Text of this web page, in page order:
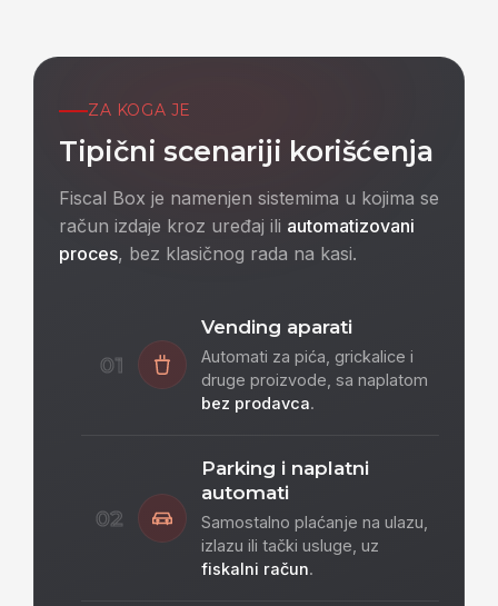
ZA KOGA JE
Tipični scenariji korišćenja
Fiscal Box je namenjen sistemima u kojima se
račun izdaje kroz uređaj ili automatizovani
proces, bez klasičnog rada na kasi.
01
Vending aparati
Automati za pića, grickalice i
druge proizvode, sa naplatom
bez prodavca.
02
Parking i naplatni
automati
Samostalno plaćanje na ulazu,
izlazu ili tački usluge, uz
fiskalni račun.